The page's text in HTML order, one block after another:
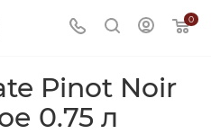
0
Pinot Noir
0.75 л